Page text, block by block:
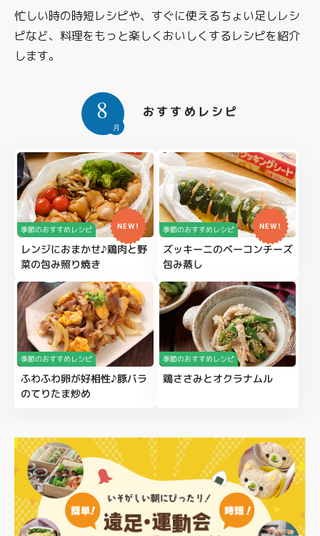
忙しい時の時短レシピや、すぐに使えるちょい足しレシ
ピなど、料理をもっと楽しくおいしくするレシピを紹介
します。
8
月
おすすめレシピ
季節のおすすめレシピ NEW!
レンジにおまかせ♪鶏肉と野
菜の包み照り焼き
季節のおすすめレシピ NEW!
ズッキーニのベーコンチーズ
包み蒸し
季節のおすすめレシピ
ふわふわ卵が好相性♪豚バラ
のてりたま炒め
季節のおすすめレシピ
鶏ささみとオクラナムル